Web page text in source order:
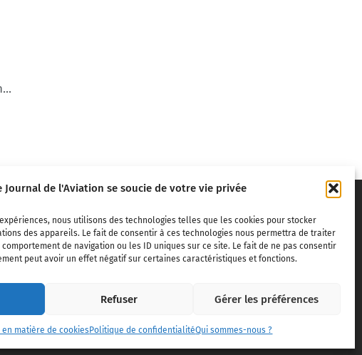
Journal de l'Aviation se soucie de votre vie privée
nous utilisons des technologies telles que les cookies pour stocker
des appareils. Le fait de consentir à ces technologies nous permettra de traiter
de navigation ou les ID uniques sur ce site. Le fait de ne pas consentir
peut avoir un effet négatif sur certaines caractéristiques et fonctions.
Refuser Gérer les préférences
en matière de cookies Politique de confidentialitéQui sommes-nous ?
de
civils,
est interdite sans